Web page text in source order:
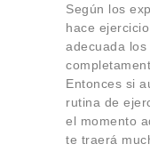
Según los
hace
adecuada
Entonces si
rutina de
el momento
te traerá